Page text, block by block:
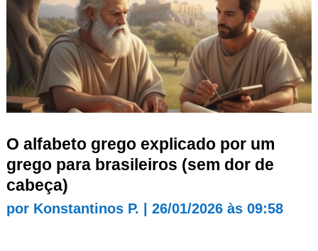
O alfabeto grego explicado por um
grego para brasileiros (sem dor de
cabeça)
por Konstantinos P. 26/01/2026 às 09:58